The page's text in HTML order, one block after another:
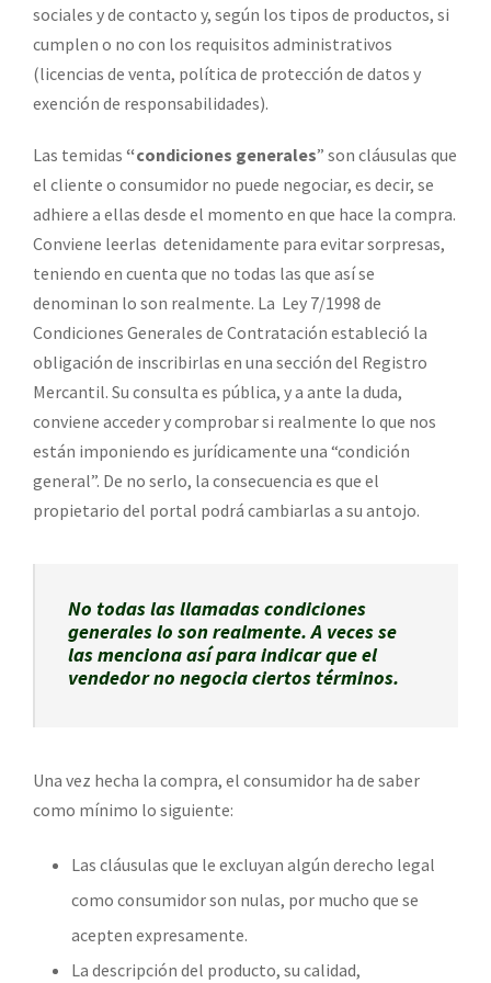
sociales y de contacto y, según los tipos de productos, si
cumplen o no con los requisitos administrativos
(licencias de venta, política de protección de datos y
exención de responsabilidades).
Las temidas “condiciones generales” son cláusulas que
el cliente o consumidor no puede negociar, es decir, se
adhiere a ellas desde el momento en que hace la compra.
Conviene leerlas detenidamente para evitar sorpresas,
teniendo en cuenta que no todas las que así se
denominan lo son realmente. La Ley 7/1998 de
Condiciones Generales de Contratación estableció la
obligación de inscribirlas en una sección del Registro
Mercantil. Su consulta es pública, y a ante la duda,
conviene acceder y comprobar si realmente lo que nos
están imponiendo es jurídicamente una “condición
general”. De no serlo, la consecuencia es que el
propietario del portal podrá cambiarlas a su antojo.
No todas las llamadas condiciones
generales lo son realmente. A veces se
las menciona así para indicar que el
vendedor no negocia ciertos términos.
Una vez hecha la compra, el consumidor ha de saber
como mínimo lo siguiente:
Las cláusulas que le excluyan algún derecho legal
como consumidor son nulas, por mucho que se
acepten expresamente.
La descripción del producto, su calidad,